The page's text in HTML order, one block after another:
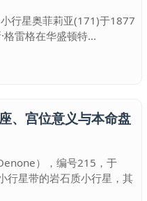
行星奥菲莉亚(171)于1877
雷格在华盛顿特...
、宫位意义与本命盘
），编号215，于
行星带的岩石质小行星，其